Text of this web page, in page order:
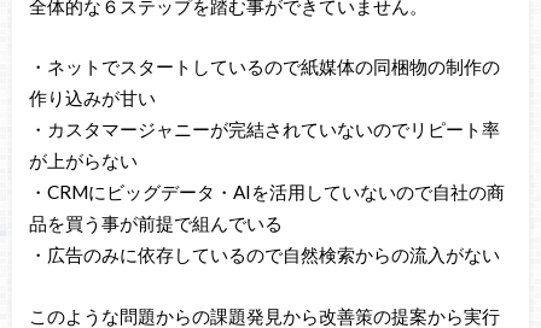
全体的な６ステップを踏む事ができていません。
・ネットでスタートしているので紙媒体の同梱物の制作の
作り込みが甘い
・カスタマージャニーが完結されていないのでリピート率
が上がらない
・CRMにビッグデータ・AIを活用していないので自社の商
品を買う事が前提で組んでいる
・広告のみに依存しているので自然検索からの流入がない
このような問題からの課題発見から改善策の提案から実行